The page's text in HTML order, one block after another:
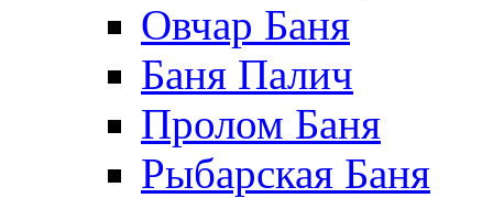
Овчар Баня
Баня Палич
Пролом Баня
Рыбарская Баня